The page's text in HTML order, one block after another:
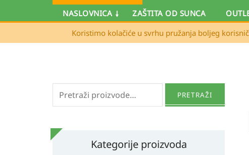
NASLOVNICA ZAŠTITA OD SUNCA
Koristimo kolačiće u svrhu pružanja boljeg
Pretraži: PRETRAŽI
Kategorije proizvoda